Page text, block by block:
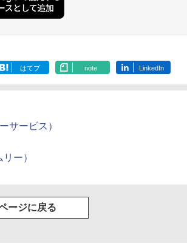
はてブ note LinkedIn
サービス）
ー）
ージに戻る